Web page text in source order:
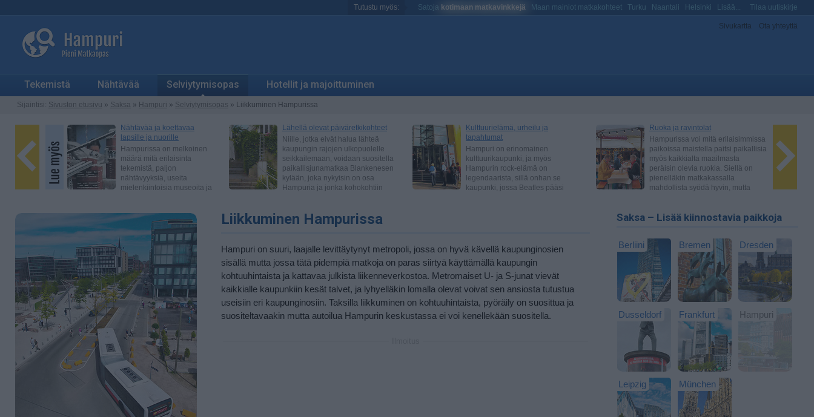
Tutustu myös: Satoja kotimaan matkavinkkejä Maan mainiot matkakohteet Turku Naantali Helsinki Lisää... Tilaa uutiskirje
Sivukartta Ota yhteyttä
Tekemistä Nähtävää Selviytymisopas Hotellit ja majoittuminen
Sijaintisi: Sivuston etusivu » Saksa » Hampuri » Selviytymisopas » Liikkuminen Hampurissa
Saksa – Lisää kiinnostavia paikkoja
Berliini Bremen Dresden
Dusseldorf Frankfurt Hampuri
Leipzig München
Liikkuminen Hampurissa
Hampuri on suuri, laajalle levittäytynyt metropoli, jossa on hyvä kävellä kaupunginosien
sisällä mutta jossa tätä pidempiä matkoja on paras siirtyä käyttämällä kaupungin
kohtuuhintaista ja kattavaa julkista liikenneverkostoa. Metromaiset U- ja S-junat vievät
kaikkialle kaupunkiin kesät talvet, ja lyhyelläkin lomalla olevat voivat sen ansiosta tutustua
useisiin eri kaupunginosiin. Taksilla liikkuminen on kohtuuhintaista, pyöräily on suosittua ja
suositeltavaakin mutta autoilua Hampurin keskustassa ei voi kenellekään suositella.